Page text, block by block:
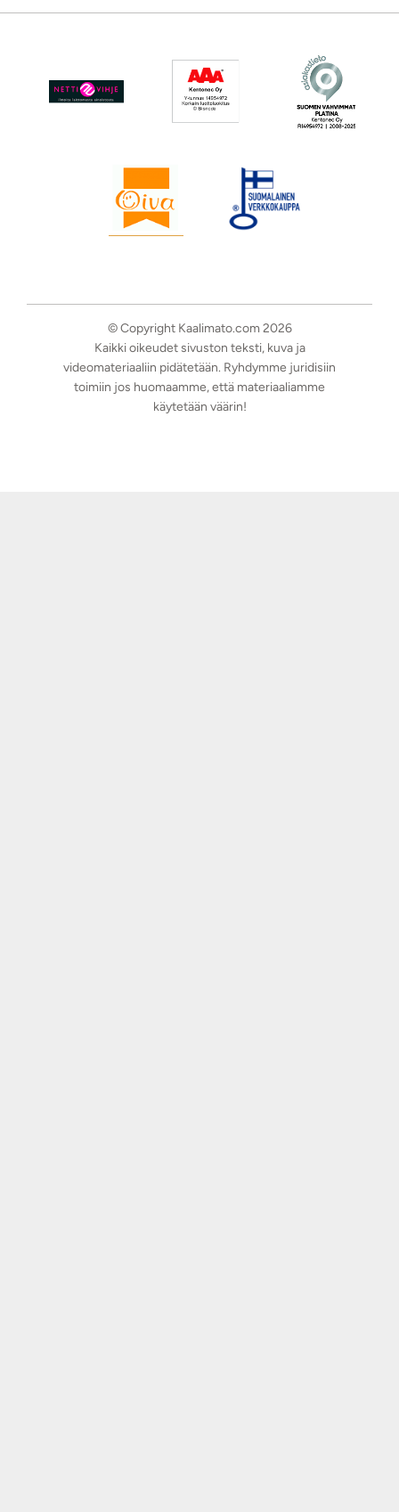
© Copyright Kaalimato.com 2026
Kaikki oikeudet sivuston teksti, kuva ja
videomateriaaliin pidätetään. Ryhdymme juridisiin
toimiin jos huomaamme, että materiaaliamme
käytetään väärin!